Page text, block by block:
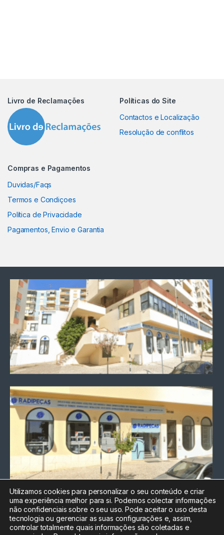
Livro de Reclamações
Políticas do Site
Contactos e Localização
Resolução de conflitos
Compras e Pagamentos
Duvidas/Faqs
Termos e Condiçoes
Política de Privacidade
Pagamentos, Envio e Garantia
Chamada para a rede fixa
nacional
Electrónica:212
Utilizamos cookies para personalizar o seu conteúdo e criar
uma experiência melhor para si. Podemos colectar informações
não confidenciais sobre o seu uso. Pode aceitar o uso desta
tecnologia ou gerenciar as suas configurações e, assim,
controlar totalmente quais informações são coletadas e